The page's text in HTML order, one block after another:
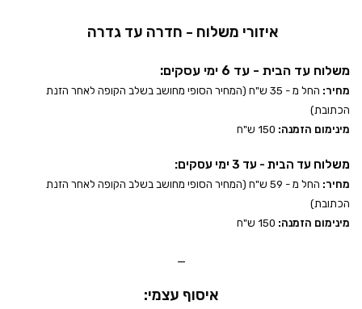
איזורי משלוח - חדרה עד גדרה
משלוח עד הבית - עד 6 ימי עסקים:
מחיר:
החל מ - 35 ש"ח (המחיר הסופי מחושב בשלב הקופה לאחר הזנת
הכתובת)
מינימום הזמנה:
משלוח עד הבית - עד 3 ימי עסקים:
מחיר:
החל מ - 59 ש"ח (המחיר הסופי מחושב בשלב הקופה לאחר הזנת
הכתובת)
מינימום הזמנה:
_
איסוף עצמי: